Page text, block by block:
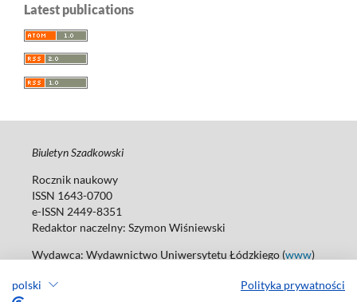
polski Polityka prywatności
Latest publications
Biuletyn Szadkowski
Rocznik naukowy
ISSN 1643-0700
e-ISSN 2449-8351
Redaktor naczelny: Szymon Wiśniewski
Wydawca: Wydawnictwo Uniwersytetu Łódzkiego (www)
Tel.: 42 235 01 65, fax: 42 66 55 86